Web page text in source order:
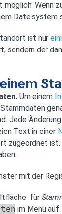
Wenn
Dateisystem
ist nur
sondern der
Um einem
Jede
Text in einer
zugeordnet
mit der
für
im Menü auf.